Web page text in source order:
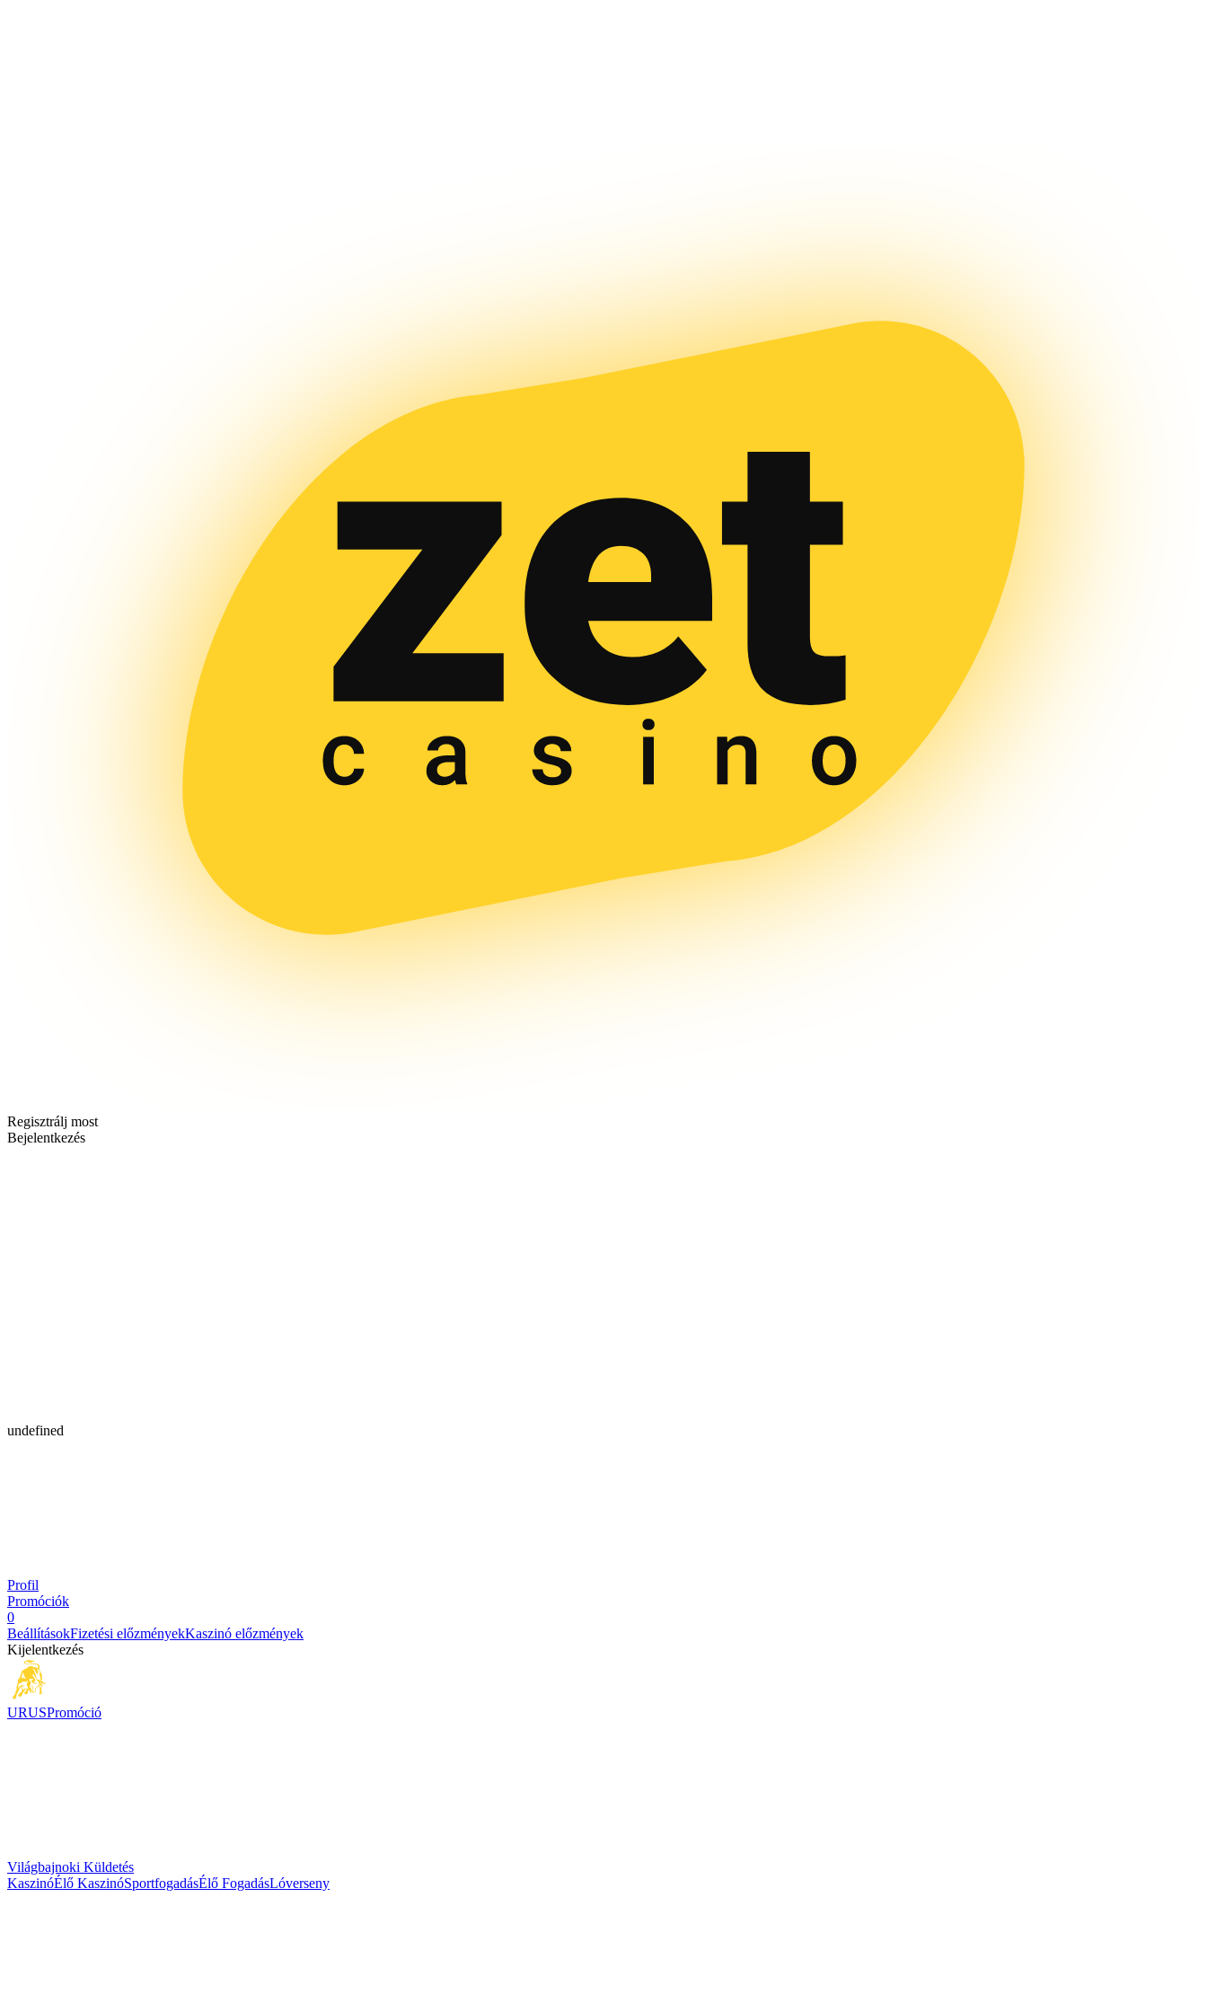
Regisztrálj most
Bejelentkezés
undefined
Profil
Promóciók
0
BeállításokFizetési előzményekKaszinó előzmények
Kijelentkezés
URUSPromóció
Világbajnoki Küldetés
KaszinóÉlő KaszinóSportfogadásÉlő FogadásLóverseny